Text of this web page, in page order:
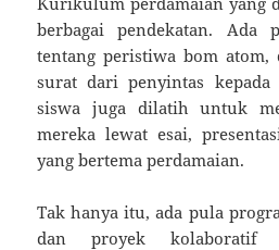
berbagai pendekatan. Ada
tentang peristiwa bom atom,
surat dari penyintas kepada
siswa juga dilatih untuk
mereka lewat esai,
yang bertema perdamaian.
Tak hanya itu, ada pula
dan proyek kolaboratif